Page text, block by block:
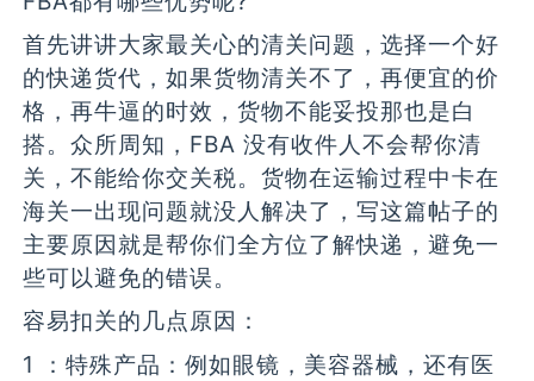
首先讲讲大家最关心的清关问题，选择一个好
的快递货代，如果货物清关不了，再便宜的价
格，再牛逼的时效，货物不能妥投那也是白
搭。众所周知，FBA 没有收件人不会帮你清
关，不能给你交关税。货物在运输过程中卡在
海关一出现问题就没人解决了，写这篇帖子的
主要原因就是帮你们全方位了解快递，避免一
些可以避免的错误。
容易扣关的几点原因：
1 ：特殊产品：例如眼镜，美容器械，还有医